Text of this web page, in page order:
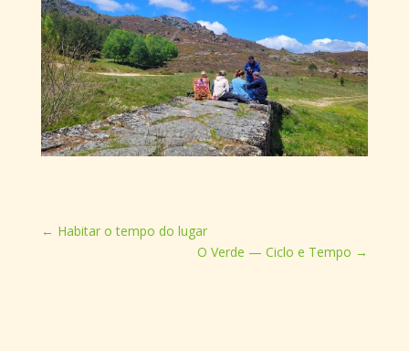
← Habitar o tempo do lugar
O Verde — Ciclo e Tempo →